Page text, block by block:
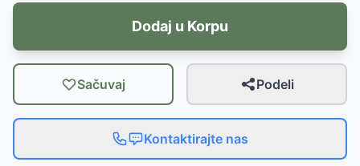
Dodaj u Korpu
Sačuvaj Podeli
Kontaktirajte nas